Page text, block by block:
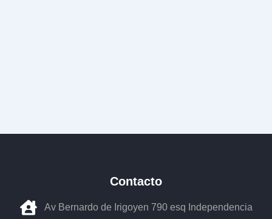
Contacto
Av Bernardo de Irigoyen 790 esq Independencia